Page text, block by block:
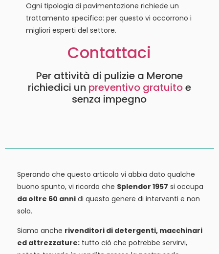
Ogni tipologia di pavimentazione richiede un
trattamento specifico: per questo vi occorrono i
migliori esperti del settore.
Contattaci
Per attività di pulizie a Merone
richiedici un preventivo gratuitoe
senza impegno
Sperando che questo articolo vi abbia dato qualche
buono spunto, vi ricordo che Splendor 1957 si occupa
da oltre 60 anni di questo genere di interventi e non
solo.
Siamo anche rivenditori di detergenti, macchinari
ed attrezzature: tutto ciò che potrebbe servirvi,